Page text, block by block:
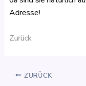
Adresse!
Zurück
ZURÜCK